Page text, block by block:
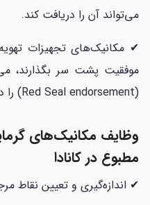
می‌تواند آن را دریافت کند.
✔ مکانیک‌های تجهیزات
موفقیت پشت سر بگذارند،
(Red Seal endorsement) را دریافت کنند.
وظایف مکانیک‌های
مطبوع در کانادا
✔ اندازه‌گیری و تعیین نقاط